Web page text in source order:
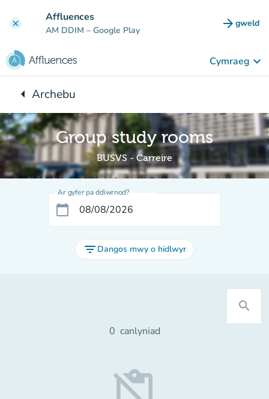
clear Affluences
AM DDIM – Google Play arrow_forward gweld
(tab
Cymraeg keyboard_arrow_down
arrow_leftYn ôl i:
Archebu
Group study rooms
BUSVS - Carreire
Ar gyfer pa ddiwrnod?
calendar_today
filter_list Dangos mwy o hidlwyr
search
0 canlyniad